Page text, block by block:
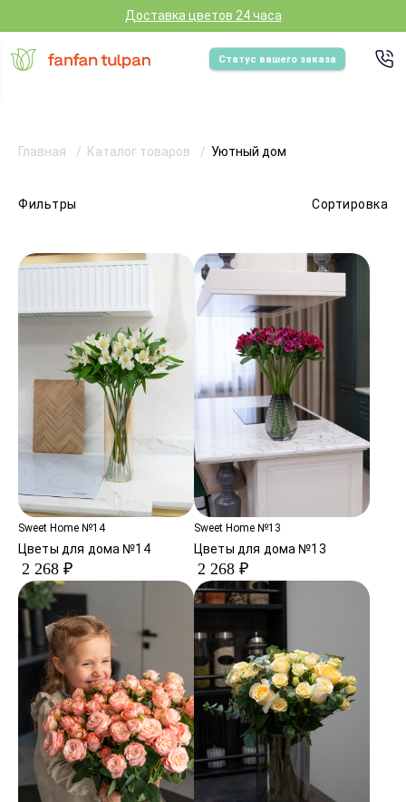
Доставка цветов 24 часа
Статус вашего заказа
Фильтры Сортировка
Главная Каталог товаров Уютный дом
Sweet Home №14
Цветы для дома №14
2 268 ₽
Sweet Home №13
Цветы для дома №13
2 268 ₽